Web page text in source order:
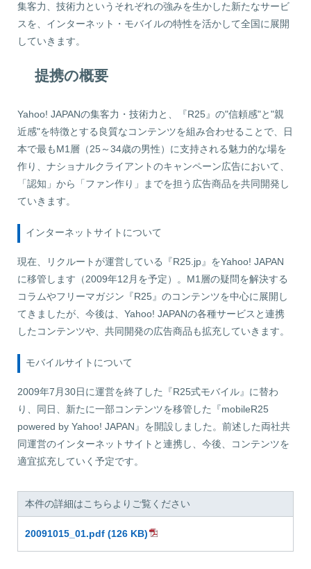
集客力、技術力というそれぞれの強みを生かした新たなサービ
スを、インターネット・モバイルの特性を活かして全国に展開
していきます。
提携の概要
Yahoo! JAPANの集客力・技術力と、『R25』の"信頼感"と"親
近感"を特徴とする良質なコンテンツを組み合わせることで、日
本で最もM1層（25～34歳の男性）に支持される魅力的な場を
作り、ナショナルクライアントのキャンペーン広告において、
「認知」から「ファン作り」までを担う広告商品を共同開発し
ていきます。
インターネットサイトについて
現在、リクルートが運営している『R25.jp』をYahoo! JAPAN
に移管します（2009年12月を予定）。M1層の疑問を解決する
コラムやフリーマガジン『R25』のコンテンツを中心に展開し
てきましたが、今後は、Yahoo! JAPANの各種サービスと連携
したコンテンツや、共同開発の広告商品も拡充していきます。
モバイルサイトについて
2009年7月30日に運営を終了した『R25式モバイル』に替わ
り、同日、新たに一部コンテンツを移管した『mobileR25
powered by Yahoo! JAPAN』を開設しました。前述した両社共
同運営のインターネットサイトと連携し、今後、コンテンツを
適宜拡充していく予定です。
本件の詳細はこちらよりご覧ください
20091015_01.pdf (126 KB)